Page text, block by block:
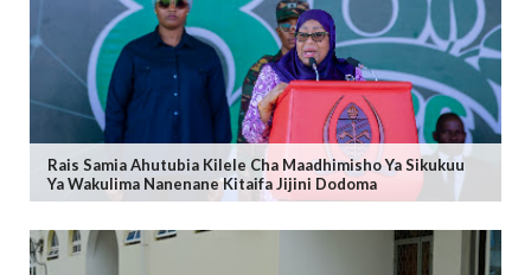
Rais Samia Ahutubia Kilele Cha Maadhimisho Ya Sikukuu
Ya Wakulima Nanenane Kitaifa Jijini Dodoma